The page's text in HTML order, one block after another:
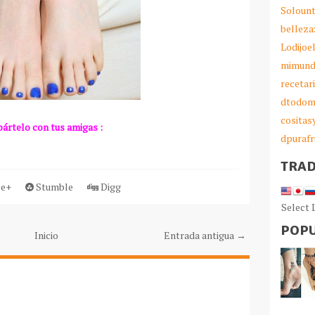
con tus amigas :
Stumble Digg
Entrada antigua →
Inicio
Select